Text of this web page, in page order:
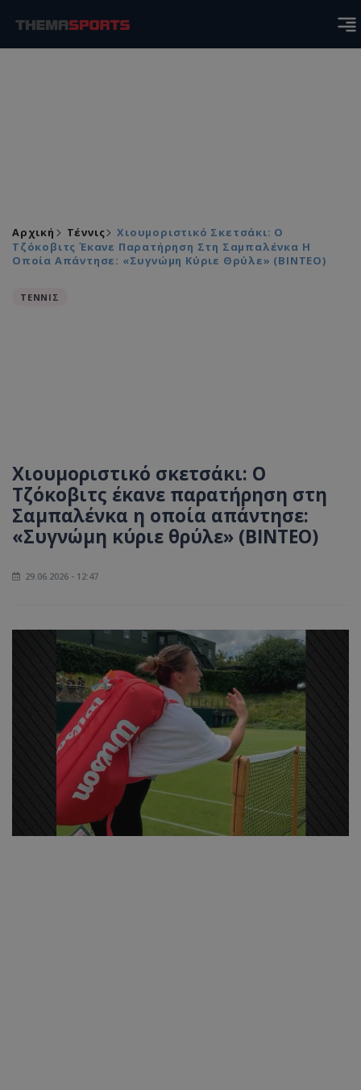
Αρχική Τέννις
Χιουμοριστικό Σκετσάκι: Ο
Τζόκοβιτς Έκανε Παρατήρηση Στη Σαμπαλένκα Η
Οποία Απάντησε: «Συγνώμη Κύριε Θρύλε» (ΒΙΝΤΕΟ)
ΤΕΝΝΙΣ
Χιουμοριστικό σκετσάκι: Ο
Τζόκοβιτς έκανε παρατήρηση στη
Σαμπαλένκα η οποία απάντησε:
«Συγνώμη κύριε θρύλε» (ΒΙΝΤΕΟ)
29.06.2026 - 12:47